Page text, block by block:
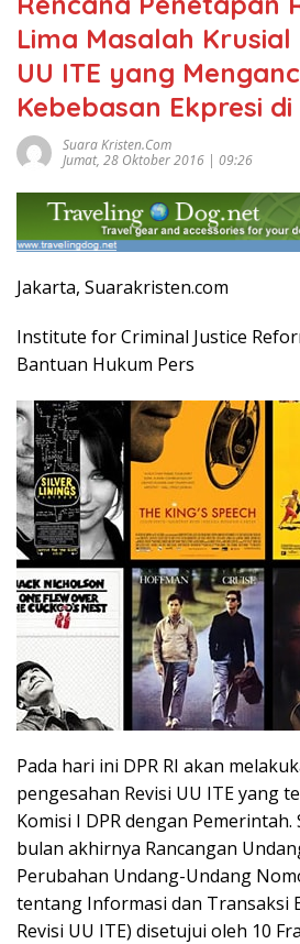
Lima Masalah Krusial
UU ITE yang
Kebebasan Ekpresi
Suara Kristen.com
Jumat, 28 Oktober 2016 | 09:26
Jakarta, Suarakristen.com
Institute for Criminal Justice
Bantuan Hukum Pers
Pada hari ini DPR RI akan
pengesahan Revisi UU ITE yang
Komisi I DPR dengan
bulan akhirnya Rancangan
Perubahan Undang-Undang
tentang Informasi dan Transaksi
Revisi UU ITE) disetujui oleh 10